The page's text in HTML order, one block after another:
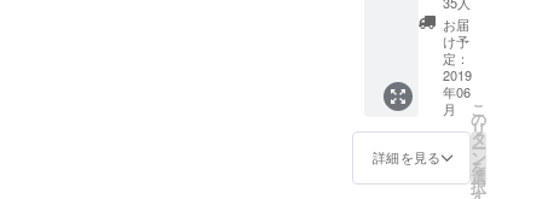
ト、フィル
ティバルな
ど盛りだく
さんです。
農家暮らし
は素敵なん
人特製
ロゼワ
イン１
本を提
供。 今
回のク
ラウド
ファン
ディン
グ限定
お届
け予
定：
2019
年06
月
詳細を見る
こ
の
リ
タ
ー
ン
を
選
択